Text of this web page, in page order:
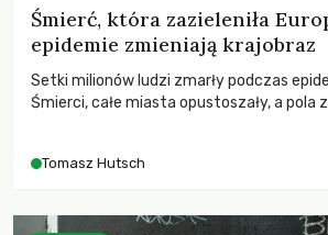
Śmierć, która zazieleniła
epidemie zmieniają krajobraz
Setki milionów ludzi zmarły podczas
Śmierci, całe miasta opustoszały, a pola
największych katastrof w swoich dziejach.
Tomasz Hutsch